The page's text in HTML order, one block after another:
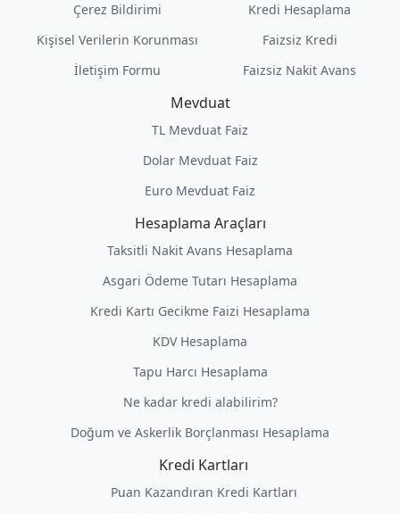
Çerez Bildirimi
Kişisel Verilerin Korunması
İletişim Formu
Kredi Hesaplama
Faizsiz Kredi
Faizsiz Nakit Avans
Mevduat
TL Mevduat Faiz
Dolar Mevduat Faiz
Euro Mevduat Faiz
Hesaplama Araçları
Taksitli Nakit Avans Hesaplama
Asgari Ödeme Tutarı Hesaplama
Kredi Kartı Gecikme Faizi Hesaplama
KDV Hesaplama
Tapu Harcı Hesaplama
Ne kadar kredi alabilirim?
Doğum ve Askerlik Borçlanması Hesaplama
Kredi Kartları
Puan Kazandıran Kredi Kartları